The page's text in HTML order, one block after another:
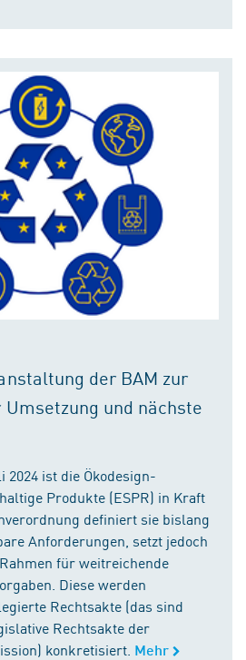
der BAM zur
Umsetzung und nächste
ist die Ökodesign-
Produkte (ESPR) in Kraft
definiert sie bislang
Anforderungen, setzt jedoch
für weitreichende
Diese werden
Rechtsakte (das sind
Rechtsakte der
konkretisiert. Mehr